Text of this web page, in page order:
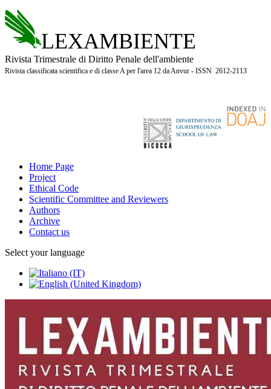
LEXAMBIENTE
Rivista Trimestrale di Diritto Penale dell'ambiente
Rivista classificata scientifica e di classe A per l'area 12 da Anvur - ISSN 2612-2113
Home Page
Project
Ethical Code
Scientific Committee and Reviewers
Authors
Archive
Contact us
Select your language